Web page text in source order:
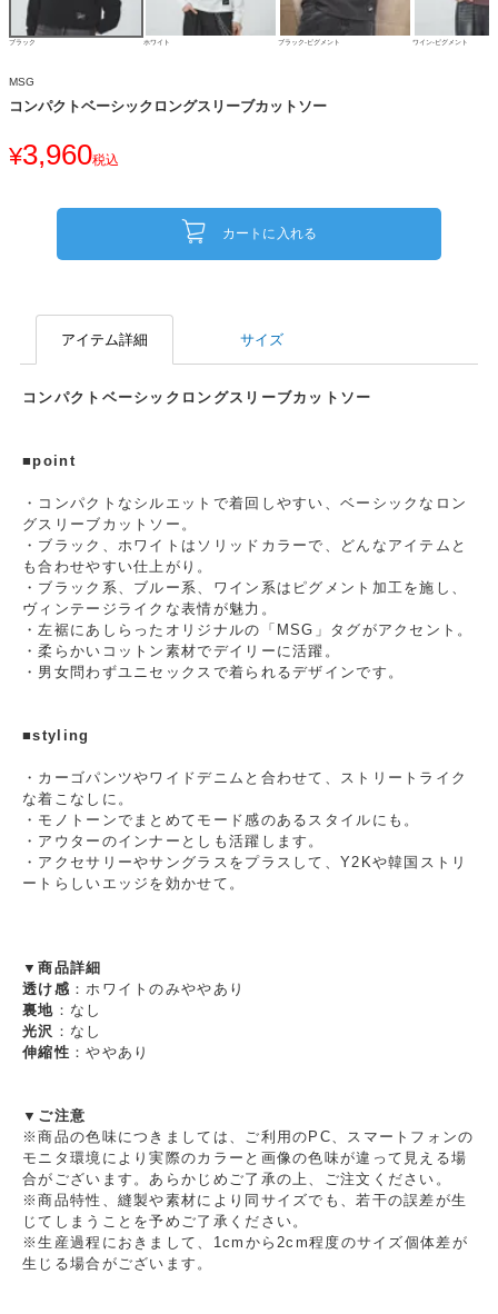
ブラック ホワイト ブラック-ピグメント ワイン-ピグメント
MSG
コンパクトベーシックロングスリーブカットソー
¥3,960税込
カートに入れる
アイテム詳細 サイズ
コンパクトベーシックロングスリーブカットソー
■point
・コンパクトなシルエットで着回しやすい、ベーシックなロン
グスリーブカットソー。
・ブラック、ホワイトはソリッドカラーで、どんなアイテムと
も合わせやすい仕上がり。
・ブラック系、ブルー系、ワイン系はピグメント加工を施し、
ヴィンテージライクな表情が魅力。
・左裾にあしらったオリジナルの「MSG」タグがアクセント。
・柔らかいコットン素材でデイリーに活躍。
・男女問わずユニセックスで着られるデザインです。
■styling
・カーゴパンツやワイドデニムと合わせて、ストリートライク
な着こなしに。
・モノトーンでまとめてモード感のあるスタイルにも。
・アウターのインナーとしも活躍します。
・アクセサリーやサングラスをプラスして、Y2Kや韓国ストリ
ートらしいエッジを効かせて。
▼商品詳細
透け感 ：ホワイトのみややあり
裏地 ：なし
光沢 ：なし
伸縮性 ：ややあり
▼ご注意
※商品の色味につきましては、ご利用のPC、スマートフォンの
モニタ環境により実際のカラーと画像の色味が違って見える場
合がございます。あらかじめご了承の上、ご注文ください。
※商品特性、縫製や素材により同サイズでも、若干の誤差が生
じてしまうことを予めご了承ください。
※生産過程におきまして、1cmから2cm程度のサイズ個体差が
生じる場合がございます。